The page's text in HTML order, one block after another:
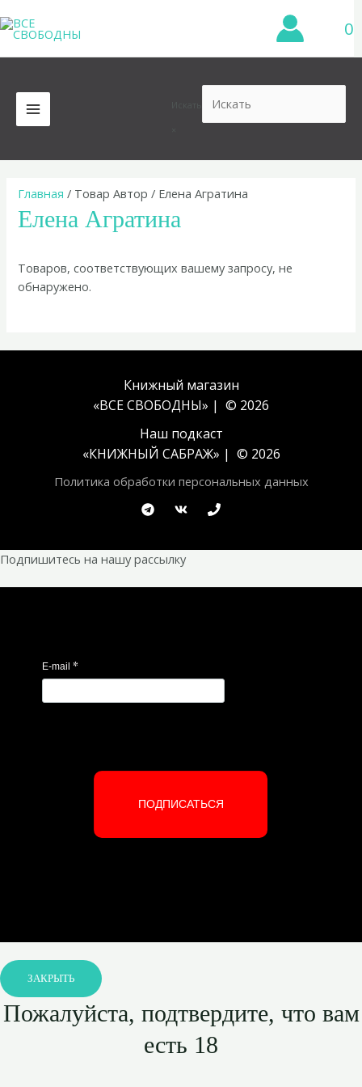
к
содержимому
0
MAIN
MENU
Главная / Товар Автор / Елена Агратина
Елена Агратина
Товаров, соответствующих вашему запросу, не
обнаружено.
Книжный магазин
«ВСЕ СВОБОДНЫ» | © 2026
Наш подкаст
«КНИЖНЫЙ САБРАЖ» | © 2026
Политика обработки персональных данных
Подпишитесь на нашу рассылку
E-mail *
ПОДПИСАТЬСЯ
ЗАКРЫТЬ
Пожалуйста, подтвердите, что вам
есть 18